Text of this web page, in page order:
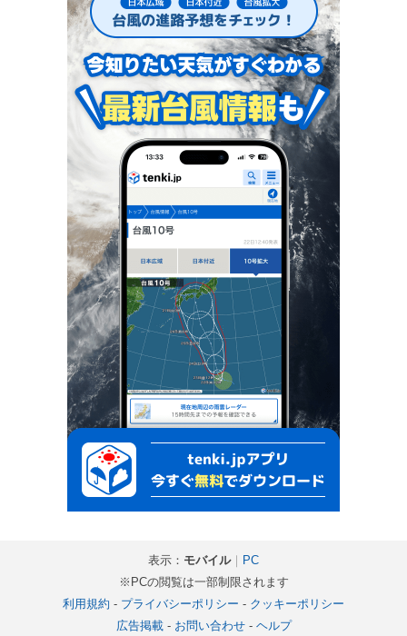
表示： モバイル｜ PC
※PCの閲覧は一部制限されます
利用規約 - プライバシーポリシー - クッキーポリシー
広告掲載- お問い合わせ- ヘルプ